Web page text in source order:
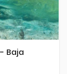
Baja